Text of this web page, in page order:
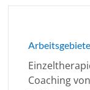
Arbeitsgebiete
Coaching